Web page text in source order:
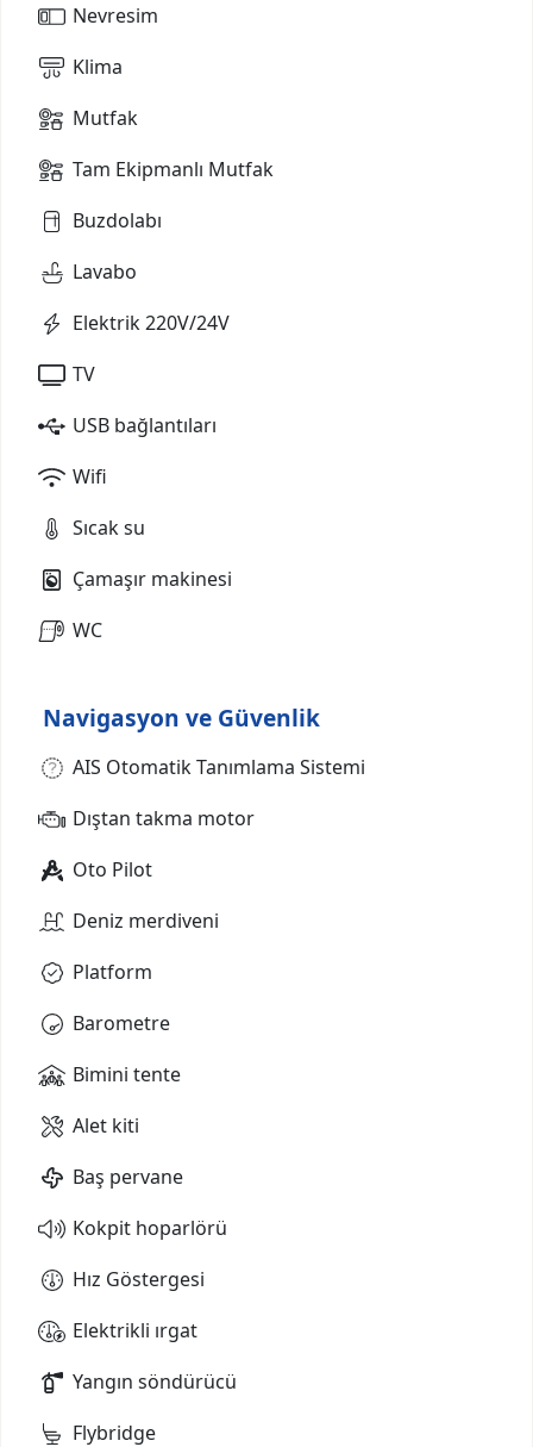
Nevresim
Klima
Mutfak
Tam Ekipmanlı Mutfak
Buzdolabı
Lavabo
Elektrik 220V/24V
TV
USB bağlantıları
Wifi
Sıcak su
Çamaşır makinesi
WC
Navigasyon ve Güvenlik
AIS Otomatik Tanımlama Sistemi
Dıştan takma motor
Oto Pilot
Deniz merdiveni
Platform
Barometre
Bimini tente
Alet kiti
Baş pervane
Kokpit hoparlörü
Hız Göstergesi
Elektrikli ırgat
Yangın söndürücü
Flybridge